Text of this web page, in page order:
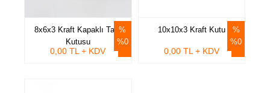
%0
8x6x3 Kraft Kapaklı Takı
Kutusu
0,00 TL + KDV
%0
10x10x3 Kraft Kutu
0,00 TL + KDV